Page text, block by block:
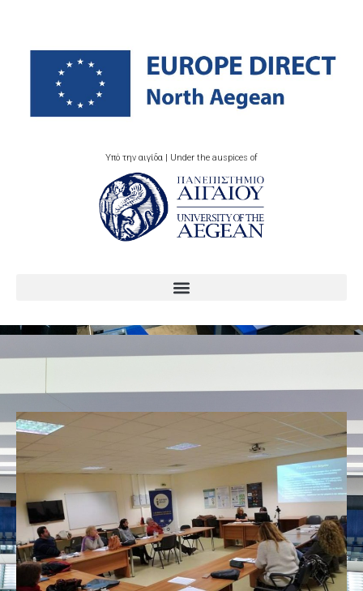
Υπό την αιγίδα | Under the auspices of